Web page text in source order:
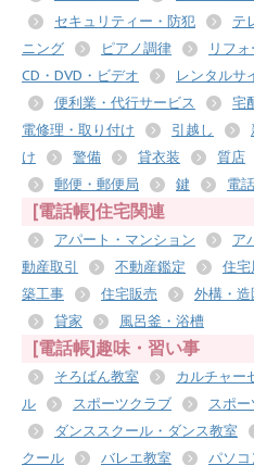
セキュリティー・防犯
テ
ニング
ピアノ調律 リフ
CD・DVD・ビデオ
レンタルサ
便利業・代行サービス
宅
電修理・取り付け
引越し
け
警備 貸衣装 質店
郵便・郵便局
鍵 電話
[電話帳]住宅関連
アパート・マンション ア
動産取引
不動産鑑定 住
築工事
住宅販売 外構・造
貸家
風呂釜・浴槽
[電話帳]趣味・習い事
そろばん教室 カルチャー
ル
スポーツクラブ スポ
ダンススクール・ダンス教室
クール
バレエ教室 パソコ